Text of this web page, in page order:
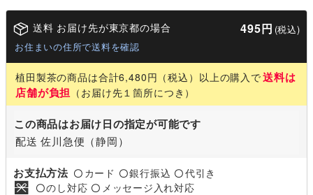
送料 お届け先が東京都の場合 495円 (税込)
お住まいの住所で送料を確認
植田製茶の商品は合計6,480円（税込）以上の購入で送料は
店舗が負担 （お届け先１箇所につき）
この商品はお届け日の指定が可能です
配送 佐川急便（静岡）
お支払方法 〇 カード 〇銀行振込 〇代引き
〇のし対応 〇 メッセージ入れ対応